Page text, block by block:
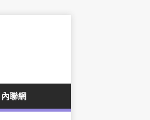
內聯網